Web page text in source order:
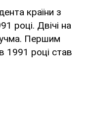
країни з
році. Двічі на
Першим
1991 році став